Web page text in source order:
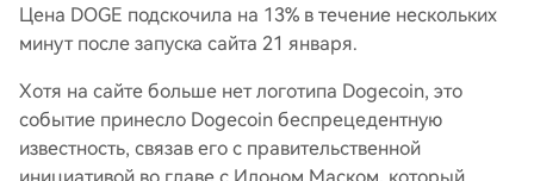
Цена DOGE подскочила на 13% в течение нескольких
минут после запуска сайта 21 января.
Хотя на сайте больше нет логотипа Dogecoin, это
событие принесло Dogecoin беспрецедентную
известность, связав его с правительственной